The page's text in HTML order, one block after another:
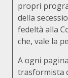
propri
della
fedeltà alla
che, vale la
A ogni
trasformista